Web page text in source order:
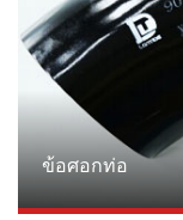
ข้อศอกท่อ